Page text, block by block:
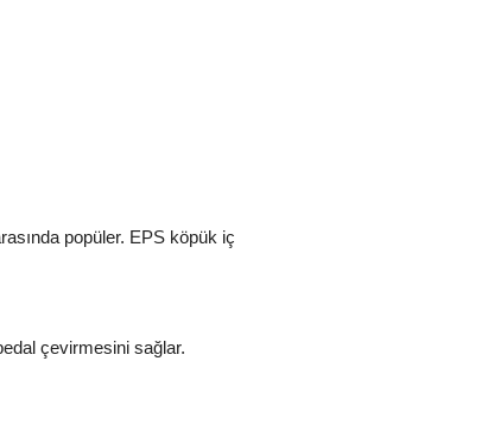
popüler. EPS köpük iç
çevirmesini sağlar.